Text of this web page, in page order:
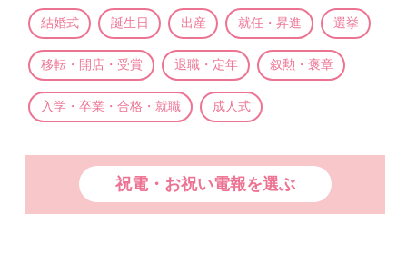
結婚式 誕生日 出産 就任・昇進 選挙
移転・開店・受賞 退職・定年 叙勲・褒章
入学・卒業・合格・就職 成人式
祝電・お祝い電報を選ぶ